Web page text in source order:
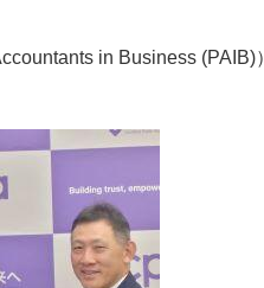
in Business (PAIB)